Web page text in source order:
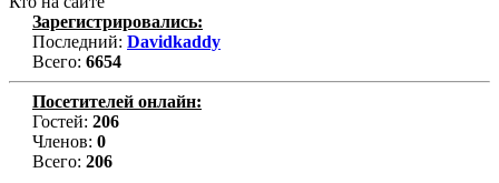
Зарегистрировались:
Последний: Davidkaddy
Всего: 6654
Посетителей онлайн:
Гостей: 206
Членов: 0
Всего: 206